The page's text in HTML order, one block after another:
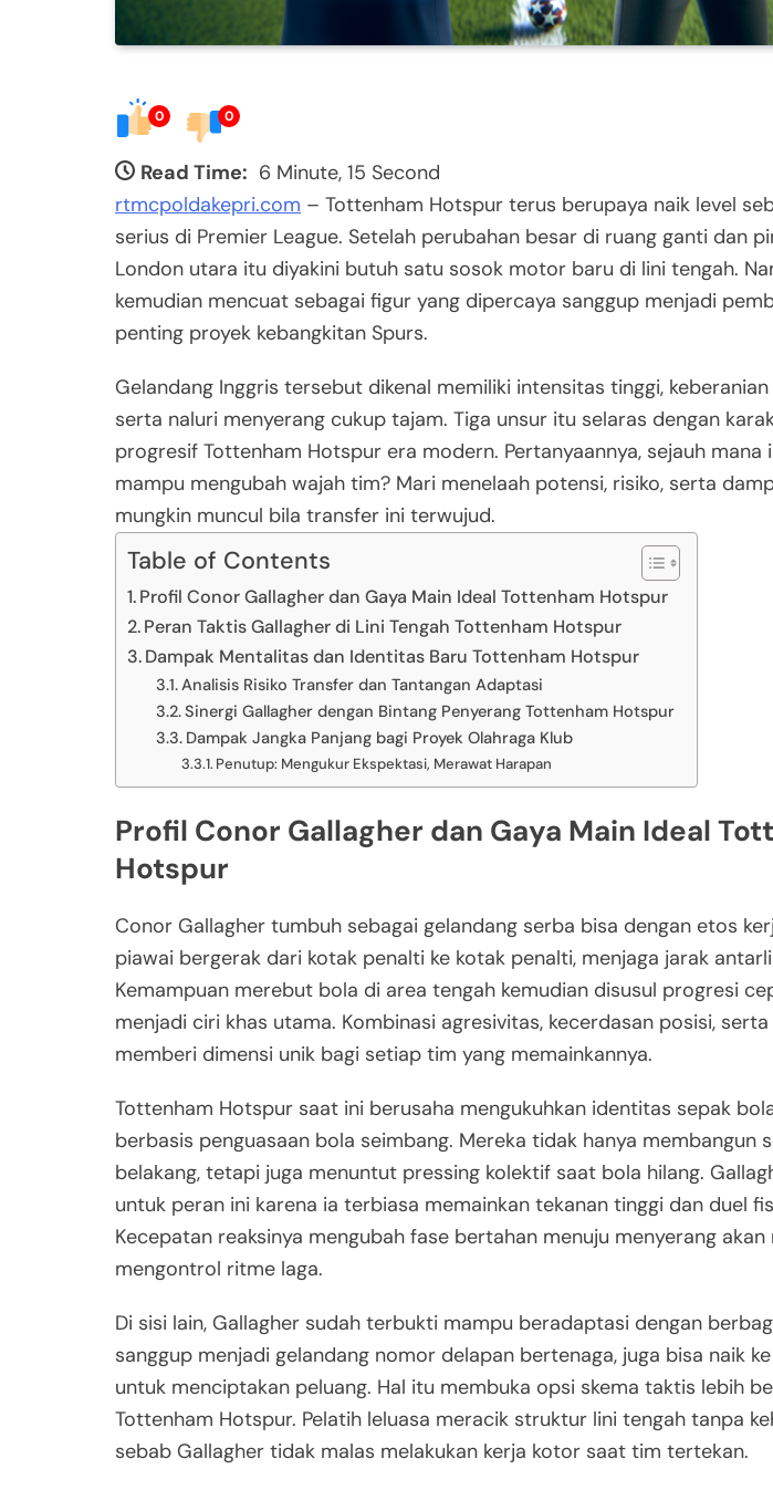
0 0
Read Time: 6 Minute, 15 Second
rtmcpoldakepri.com – Tottenham Hotspur terus berupaya naik level
serius di Premier League. Setelah perubahan besar di ruang ganti dan
London utara itu diyakini butuh satu sosok motor baru di lini tengah.
kemudian mencuat sebagai figur yang dipercaya sanggup menjadi
penting proyek kebangkitan Spurs.
Gelandang Inggris tersebut dikenal memiliki intensitas tinggi,
serta naluri menyerang cukup tajam. Tiga unsur itu selaras dengan
progresif Tottenham Hotspur era modern. Pertanyaannya, sejauh
mampu mengubah wajah tim? Mari menelaah potensi, risiko, serta
mungkin muncul bila transfer ini terwujud.
Table of Contents
Profil Conor Gallagher dan Gaya Main Ideal Tottenham Hotspur
Peran Taktis Gallagher di Lini Tengah Tottenham Hotspur
Dampak Mentalitas dan Identitas Baru Tottenham Hotspur
Analisis Risiko Transfer dan Tantangan Adaptasi
Sinergi Gallagher dengan Bintang Penyerang Tottenham Hotspur
Dampak Jangka Panjang bagi Proyek Olahraga Klub
Penutup: Mengukur Ekspektasi, Merawat Harapan
Profil Conor Gallagher dan Gaya Main Ideal
Hotspur
Conor Gallagher tumbuh sebagai gelandang serba bisa dengan etos
piawai bergerak dari kotak penalti ke kotak penalti, menjaga jarak
Kemampuan merebut bola di area tengah kemudian disusul progresi
menjadi ciri khas utama. Kombinasi agresivitas, kecerdasan posisi,
memberi dimensi unik bagi setiap tim yang memainkannya.
Tottenham Hotspur saat ini berusaha mengukuhkan identitas sepak
berbasis penguasaan bola seimbang. Mereka tidak hanya membangun
belakang, tetapi juga menuntut pressing kolektif saat bola hilang.
untuk peran ini karena ia terbiasa memainkan tekanan tinggi dan duel
Kecepatan reaksinya mengubah fase bertahan menuju menyerang
mengontrol ritme laga.
Di sisi lain, Gallagher sudah terbukti mampu beradaptasi dengan
sanggup menjadi gelandang nomor delapan bertenaga, juga bisa naik
untuk menciptakan peluang. Hal itu membuka opsi skema taktis lebih
Tottenham Hotspur. Pelatih leluasa meracik struktur lini tengah tanpa
sebab Gallagher tidak malas melakukan kerja kotor saat tim tertekan.